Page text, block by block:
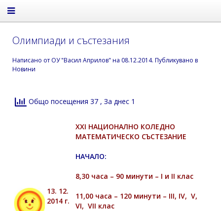
Олимпиади и състезания
Написано от ОУ "Васил Априлов" на 08.12.2014. Публикувано в
Новини
Общо посещения 37 , За днес 1
13. 12.
2014 г.
XXI НАЦИОНАЛНО КОЛЕДНО
МАТЕМАТИЧЕСКО СЪСТЕЗАНИЕ
НАЧАЛО:
8,30 часа – 90 минути – I и II клас
11,00 часа – 120 минути – III, IV, V,
VI, VII клас